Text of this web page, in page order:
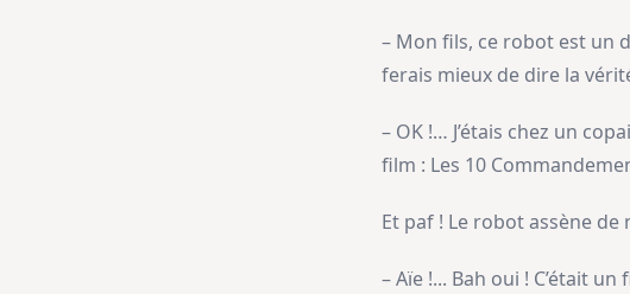
– Mon fils, ce robot est un
ferais mieux de dire la
– OK !… J’étais chez un
film : Les 10
Et paf ! Le robot assène
– Aïe !... Bah oui ! C’était